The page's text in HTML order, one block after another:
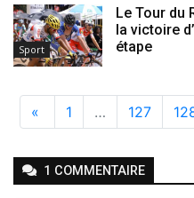
Sport
Le Tour du
la victoire
étape
« 1 … 127
1 COMMENTAIRE